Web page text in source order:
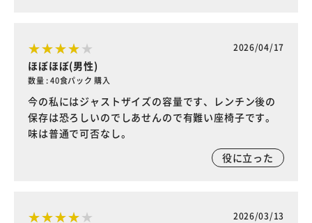
2026/04/17
ほぼほぼ(男性)
数量 : 40食パック 購入
今の私にはジャストザイズの容量です、レンチン後の
保存は恐ろしいのでしあせんので有難い座椅子です。
味は普通で可否なし。
役に立った
2026/03/13